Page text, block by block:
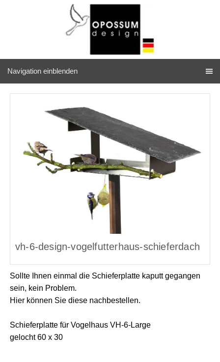
Navigation einblenden
vh-6-design-vogelfutterhaus-schieferdach
Sollte Ihnen einmal die Schieferplatte kaputt gegangen
sein, kein Problem.
Hier können Sie diese nachbestellen.
Schieferplatte für Vogelhaus VH-6-Large
gelocht 60 x 30